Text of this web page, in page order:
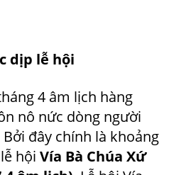
dịp lễ hội
4 âm lịch hàng
nô nức dòng người
đây chính là khoảng
hội Vía Bà Chúa Xứ